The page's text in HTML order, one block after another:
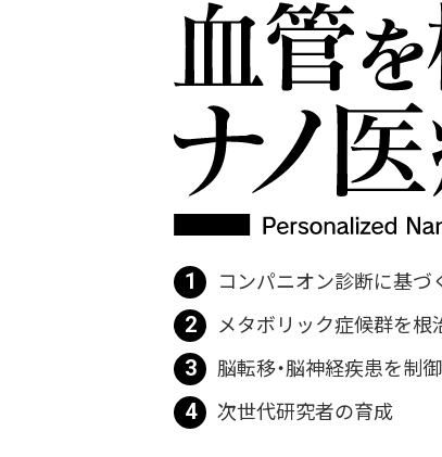
1 コンパニオン診断に基
2 メタボリック症候群を
3 脳転移・脳神経疾患を制
4 次世代研究者の育成